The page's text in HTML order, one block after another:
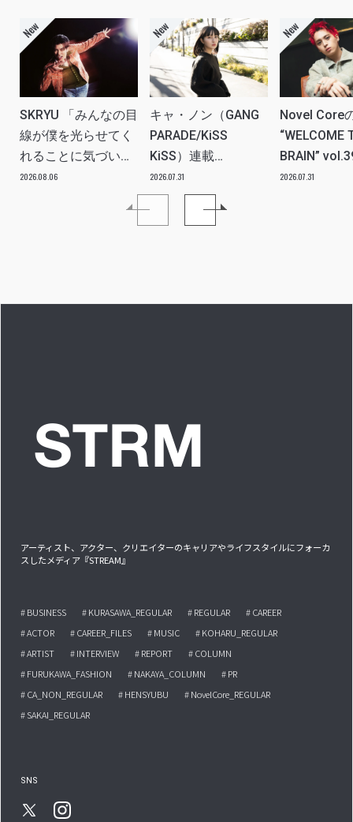
SKRYU 「みんなの目
線が僕を光らせてく
れることに気づい
た」 INTERVIEW
2026.08.06
キャ・ノン（GANG
PARADE/KiSS
KiSS）連載
vol.112「特別企画
メンバーともっとは
2026.07.31
Novel Core
“WELCOME
BRAIN”
分たちの世
2026.07.31
アーティスト、アクター、クリエイターのキャリアやライフスタイルにフォーカ
スしたメディア『STREAM』
# BUSINESS # KURASAWA_REGULAR # REGULAR
# CAREER
# ACTOR
# CAREER_FILES # MUSIC
# KOHARU_REGULAR
# ARTIST
# INTERVIEW # REPORT
# COLUMN
# FURUKAWA_FASHION
# NAKAYA_COLUMN
# PR
# CA_NON_REGULAR
# HENSYUBU
# NovelCore_REGULAR
# SAKAI_REGULAR
SNS